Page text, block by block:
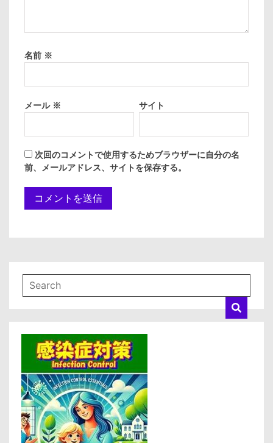
名前 ※
メール ※ サイト
次回のコメントで使用するためブラウザーに自分の名
前、メールアドレス、サイトを保存する。